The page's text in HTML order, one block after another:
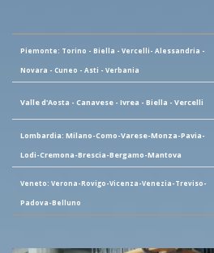
Piemonte: Torino - Biella - Vercelli- Alessandria -
Novara - Cuneo - Asti - Verbania
Valle d'Aosta - Canavese - Ivrea - Biella - Vercelli
Lombardia: Milano-Como-Varese-Monza-Pavia-
Lodi-Cremona-Brescia-Bergamo-Mantova
Veneto: Verona-Rovigo-Vicenza-Venezia-Treviso-
Padova-Belluno